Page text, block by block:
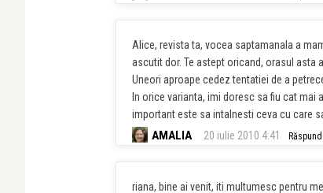
Alice, revista ta, vocea saptamanala a
ascutit dor. Te astept oricand, orasul asta
Uneori aproape cedez tentatiei de a
In orice varianta, imi doresc sa fiu cat mai
important este sa intalnesti ceva cu care
AMALIA 20 iulie 2010 4:41
riana, bine ai venit, iti multumesc pentru